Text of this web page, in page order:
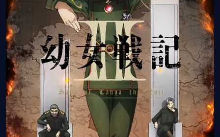
PREMIUM SERVICE
ทีวีออนไลน์
แนะนำรายการทีวี
อนิเมะ
ตารางออกอากาศอนิ
เมะ (คืนนี้)
ตารางออกอากาศอนิ
เมะ